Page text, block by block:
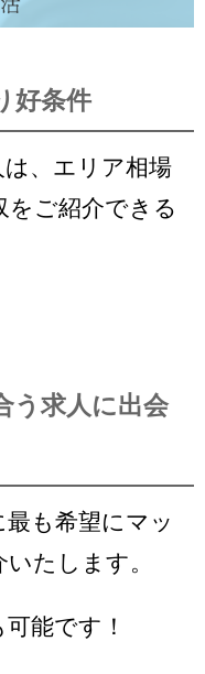
好条件
、エリア相場
をご紹介できる
う求人に出会
も希望にマッ
たします。
能です！